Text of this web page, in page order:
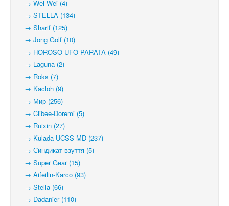
→ Wei Wei (4)
→ STELLA (134)
→ Sharif (125)
→ Jong Golf (10)
→ HOROSO-UFO-PARATA (49)
→ Laguna (2)
→ Roks (7)
→ Kacloh (9)
→ Мир (256)
→ Clibee-Doremi (5)
→ Ruixin (27)
→ Kulada-UCSS-MD (237)
→ Синдикат взуття (5)
→ Super Gear (15)
→ Aifeilin-Karco (93)
→ Stella (66)
→ Dadanier (110)